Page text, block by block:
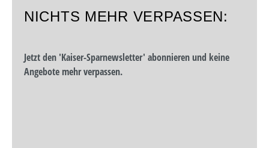
NICHTS MEHR VERPASSEN:
Jetzt den 'Kaiser-Sparnewsletter' abonnieren und keine
Angebote mehr verpassen.